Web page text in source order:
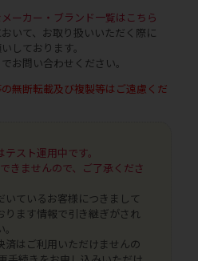
ーカー・ブランド一覧はこちら
いて、お取り扱いいただく際に
しております。
お問い合わせください。
無断転載及び複製等はご遠慮くだ
スト運用中です。
きませんので、ご了承くださ
いているお客様につきまして
ます情報で引き継ぎがされ
済はご利用いただけませんの